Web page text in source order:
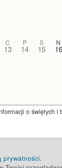
C
13
P
14
S
15
N
16
o świętych i
prywatności.